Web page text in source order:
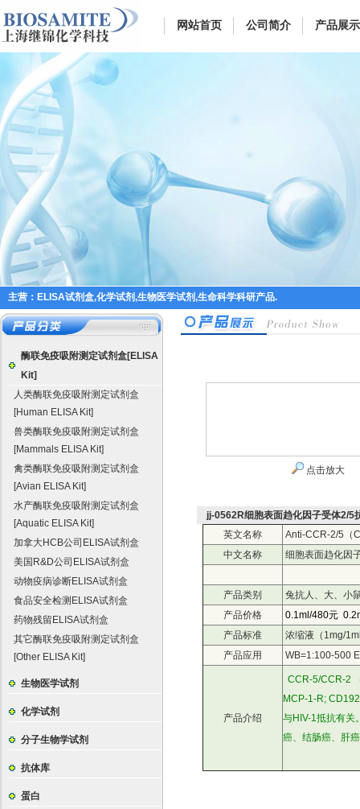
网站首页 公司简介 产品展示
主营：ELISA试剂盒,化学试剂,生物医学试剂,生命科学科研产品.
酶联免疫吸附测定试剂盒[ELISA
Kit]
人类酶联免疫吸附测定试剂盒
[Human ELISA Kit]
兽类酶联免疫吸附测定试剂盒
[Mammals ELISA Kit]
禽类酶联免疫吸附测定试剂盒
[Avian ELISA Kit]
水产酶联免疫吸附测定试剂盒
[Aquatic ELISA Kit]
加拿大HCB公司ELISA试剂盒
美国R&D公司ELISA试剂盒
动物疫病诊断ELISA试剂盒
食品安全检测ELISA试剂盒
药物残留ELISA试剂盒
其它酶联免疫吸附测定试剂盒
[Other ELISA Kit]
生物医学试剂
化学试剂
分子生物学试剂
抗体库
蛋白
点击放大
jj-0562R细胞表面趋化因子受体2/5
英文名称
Anti-CCR-2/5（
中文名称
细胞表面趋化因
产品类别
兔抗人、大、小
产品价格
0.1ml/480元
产品标准
浓缩液（1mg/
产品应用
WB=1:100-500
产品介绍
CCR-5/CCR-2
MCP-1-R;
与HIV-1抵抗有关
癌、结肠癌、肝